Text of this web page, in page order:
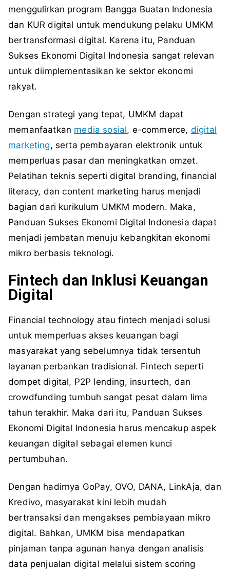
menggulirkan program Bangga Buatan Indonesia
dan KUR digital untuk mendukung pelaku UMKM
bertransformasi digital. Karena itu, Panduan
Sukses Ekonomi Digital Indonesia sangat relevan
untuk diimplementasikan ke sektor ekonomi
rakyat.
Dengan strategi yang tepat, UMKM dapat
memanfaatkan media sosial, e-commerce, digital
marketing, serta pembayaran elektronik untuk
memperluas pasar dan meningkatkan omzet.
Pelatihan teknis seperti digital branding, financial
literacy, dan content marketing harus menjadi
bagian dari kurikulum UMKM modern. Maka,
Panduan Sukses Ekonomi Digital Indonesia dapat
menjadi jembatan menuju kebangkitan ekonomi
mikro berbasis teknologi.
Fintech dan Inklusi Keuangan
Digital
Financial technology atau fintech menjadi solusi
untuk memperluas akses keuangan bagi
masyarakat yang sebelumnya tidak tersentuh
layanan perbankan tradisional. Fintech seperti
dompet digital, P2P lending, insurtech, dan
crowdfunding tumbuh sangat pesat dalam lima
tahun terakhir. Maka dari itu, Panduan Sukses
Ekonomi Digital Indonesia harus mencakup aspek
keuangan digital sebagai elemen kunci
pertumbuhan.
Dengan hadirnya GoPay, OVO, DANA, LinkAja, dan
Kredivo, masyarakat kini lebih mudah
bertransaksi dan mengakses pembiayaan mikro
digital. Bahkan, UMKM bisa mendapatkan
pinjaman tanpa agunan hanya dengan analisis
data penjualan digital melalui sistem scoring